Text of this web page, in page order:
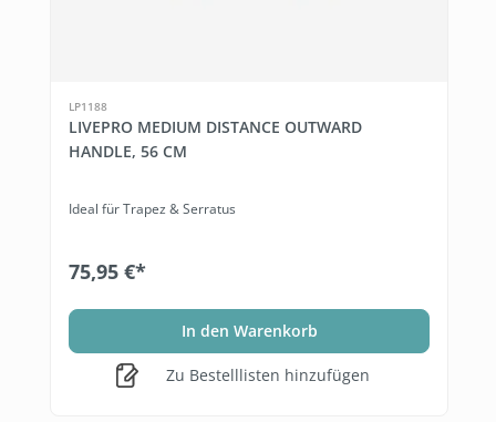
LP1188
LIVEPRO MEDIUM DISTANCE OUTWARD
HANDLE, 56 CM
Ideal für Trapez & Serratus
75,95 €*
In den Warenkorb
Zu Bestelllisten hinzufügen